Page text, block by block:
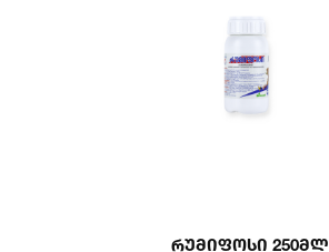
Რუმიფოსი 250მლ